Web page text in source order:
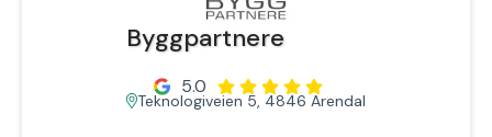
Byggpartnere
5.0
Teknologiveien 5, 4846 Arendal